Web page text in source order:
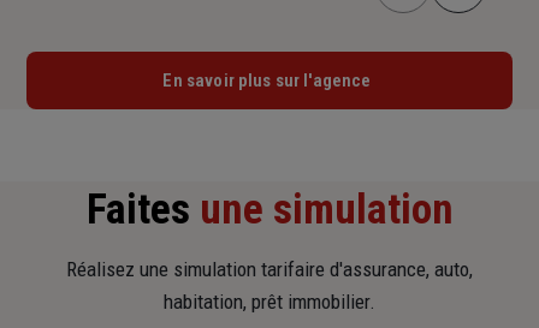
En savoir plus sur l'agence
Faites une simulation
Réalisez une simulation tarifaire d'assurance, auto,
habitation, prêt immobilier.